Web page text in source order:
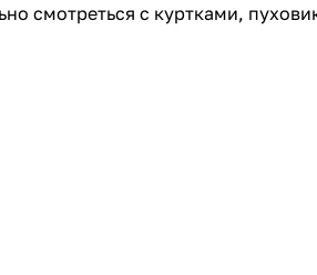
смотреться с куртками,